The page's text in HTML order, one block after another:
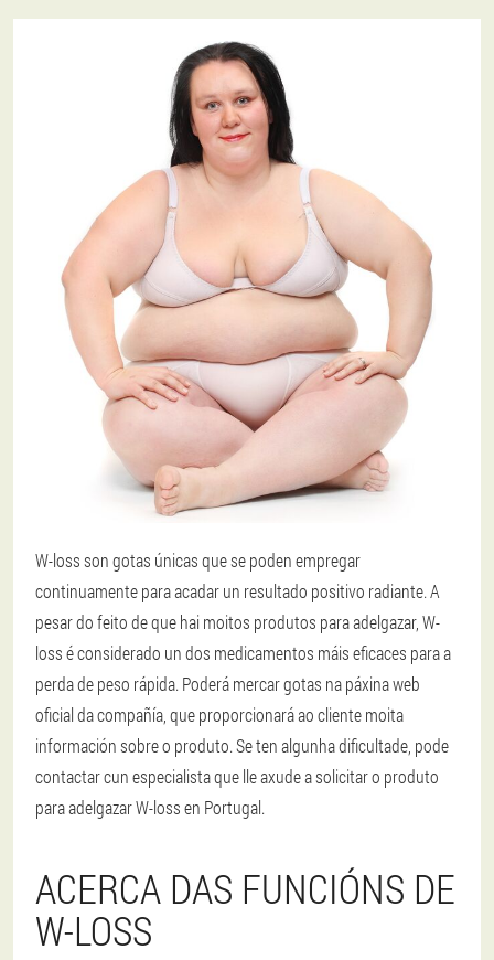
W-loss son gotas únicas que se poden empregar
continuamente para acadar un resultado positivo radiante. A
pesar do feito de que hai moitos produtos para adelgazar, W-
loss é considerado un dos medicamentos máis eficaces para a
perda de peso rápida. Poderá mercar gotas na páxina web
oficial da compañía, que proporcionará ao cliente moita
información sobre o produto. Se ten algunha dificultade, pode
contactar cun especialista que lle axude a solicitar o produto
para adelgazar W-loss en Portugal.
ACERCA DAS FUNCIÓNS DE
W-LOSS